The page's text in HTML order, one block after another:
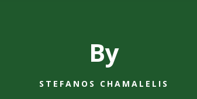
By
STEFANOS CHAMALELIS